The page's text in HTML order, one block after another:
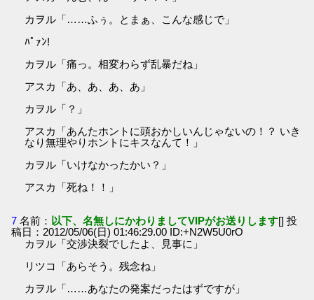
カヲル「……ふぅ。とまぁ、こんな感じで」
ﾊﾟｧﾝ!
カヲル「痛っ。相変わらず乱暴だね」
アスカ「あ、あ、あ、あ」
カヲル「？」
アスカ「あんたホントに頭おかしいんじゃないの！？ いき
なり無理やりホントにキスなんて！」
カヲル「いけなかったかい？」
アスカ「死ね！！」
7 名前： 以下、名無しにかわりましてVIPがお送りします[] 投
稿日：2012/05/06(日) 01:46:29.00 ID:+N2W5U0rO
カヲル「交渉決裂でしたよ、見事に」
リツコ「あらそう。残念ね」
カヲル「……あなたの発案だったはずですが」